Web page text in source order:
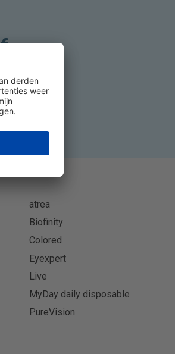
atrea
Biofinity
Colored
Eyexpert
Live
MyDay daily disposable
PureVision